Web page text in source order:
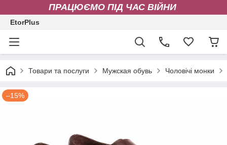
ПРАЦЮЄМО ПІД ЧАС ВІЙНИ
EtorPlus
Товари та послуги Мужская обувь Чоловічі монки
–15%